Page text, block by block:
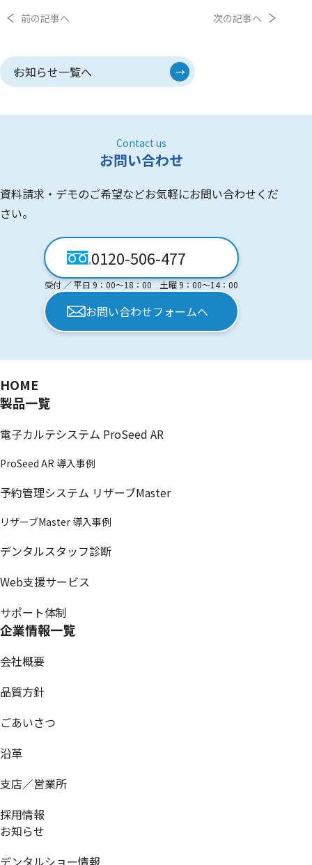
前の記事へ 次の記事へ
お知らせ一覧へ
お問い合わせ
Contact us
資料請求・デモのご希望などお気軽にお問い合わせくだ
さい。
0120-506-477
受付 ／ 平日 9：00〜18：00 土曜 9：00〜14：00
お問い合わせフォームへ
HOME
製品一覧
電子カルテシステム ProSeed AR
ProSeed AR 導入事例
予約管理システム リザーブMaster
リザーブMaster 導入事例
デンタルスタッフ診断
Web支援サービス
サポート体制
企業情報一覧
会社概要
品質方針
ごあいさつ
沿革
支店／営業所
採用情報
お知らせ
デンタルショー情報